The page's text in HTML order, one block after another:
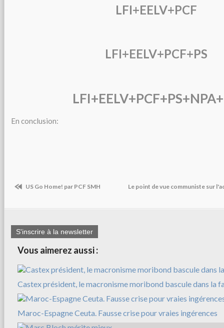
LFI+EELV+PCF
LFI+EELV+PCF+PS
En conclusion:
US Go Home! par PCF SMH Le point de vue communiste sur
S'inscrire à la newsletter
Vous aimerez aussi :
Castex président, le macronisme moribond bascule dans la
Maroc-Espagne Ceuta. Fausse crise pour vraies ingérences